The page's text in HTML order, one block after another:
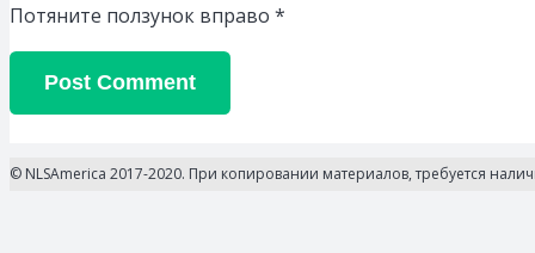
Потяните ползунок вправо *
Post Comment
© NLSAmerica 2017-2020. При копировании материалов, требуется